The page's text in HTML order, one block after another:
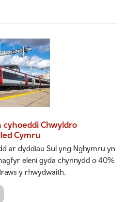
Chwyldro
Cymru
ar dyddiau Sul yng Nghymru yn
eleni gyda chynnydd o 40%
y rhwydwaith.